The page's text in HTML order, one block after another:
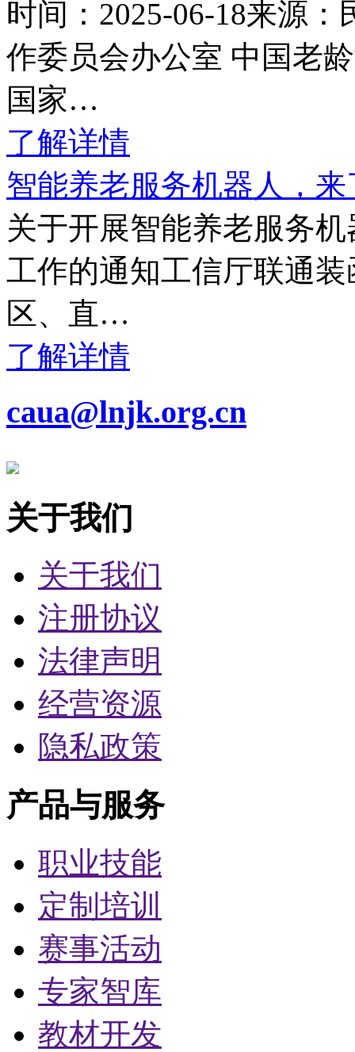
时间：2025-06-18来源
作委员会办公室 中国老
国家…
了解详情
智能养老服务机器人，来
关于开展智能养老服务
工作的通知工信厅联通
区、直…
了解详情
caua@lnjk.org.cn
关于我们
关于我们
注册协议
法律声明
经营资源
隐私政策
产品与服务
职业技能
定制培训
赛事活动
专家智库
教材开发